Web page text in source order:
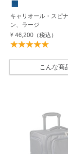
キャリオール・スピ
ン、ラージ
¥ 46,200（税込）
こんな商